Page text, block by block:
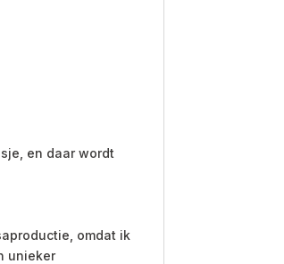
en daar wordt
omdat ik
unieker